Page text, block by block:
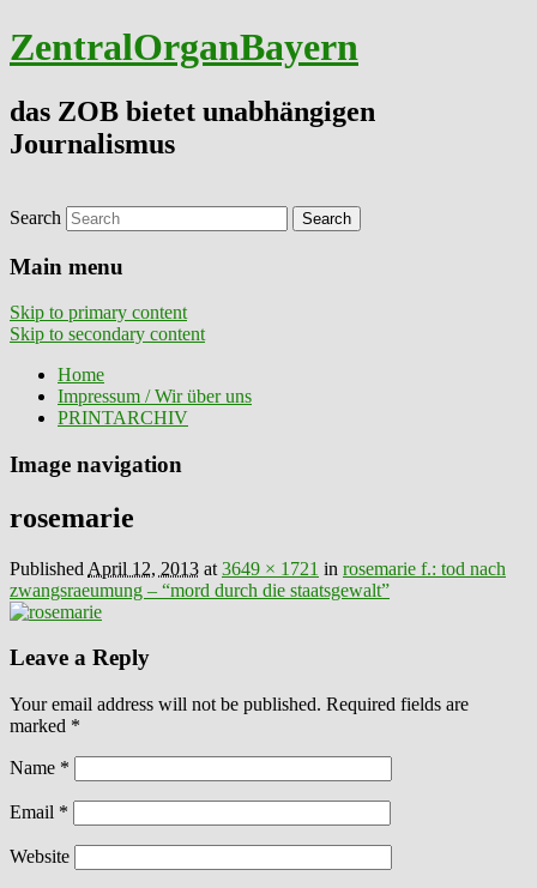
ZentralOrganBayern
das ZOB bietet unabhängigen
Journalismus
Search
Main menu
Skip to primary content
Skip to secondary content
Home
Impressum / Wir über uns
PRINTARCHIV
Image navigation
rosemarie
Published April 12, 2013 at 3649 × 1721 in rosemarie f.: tod nach
zwangsraeumung – “mord durch die staatsgewalt”
Leave a Reply
Your email address will not be published. Required fields are
marked *
Name *
Email *
Website